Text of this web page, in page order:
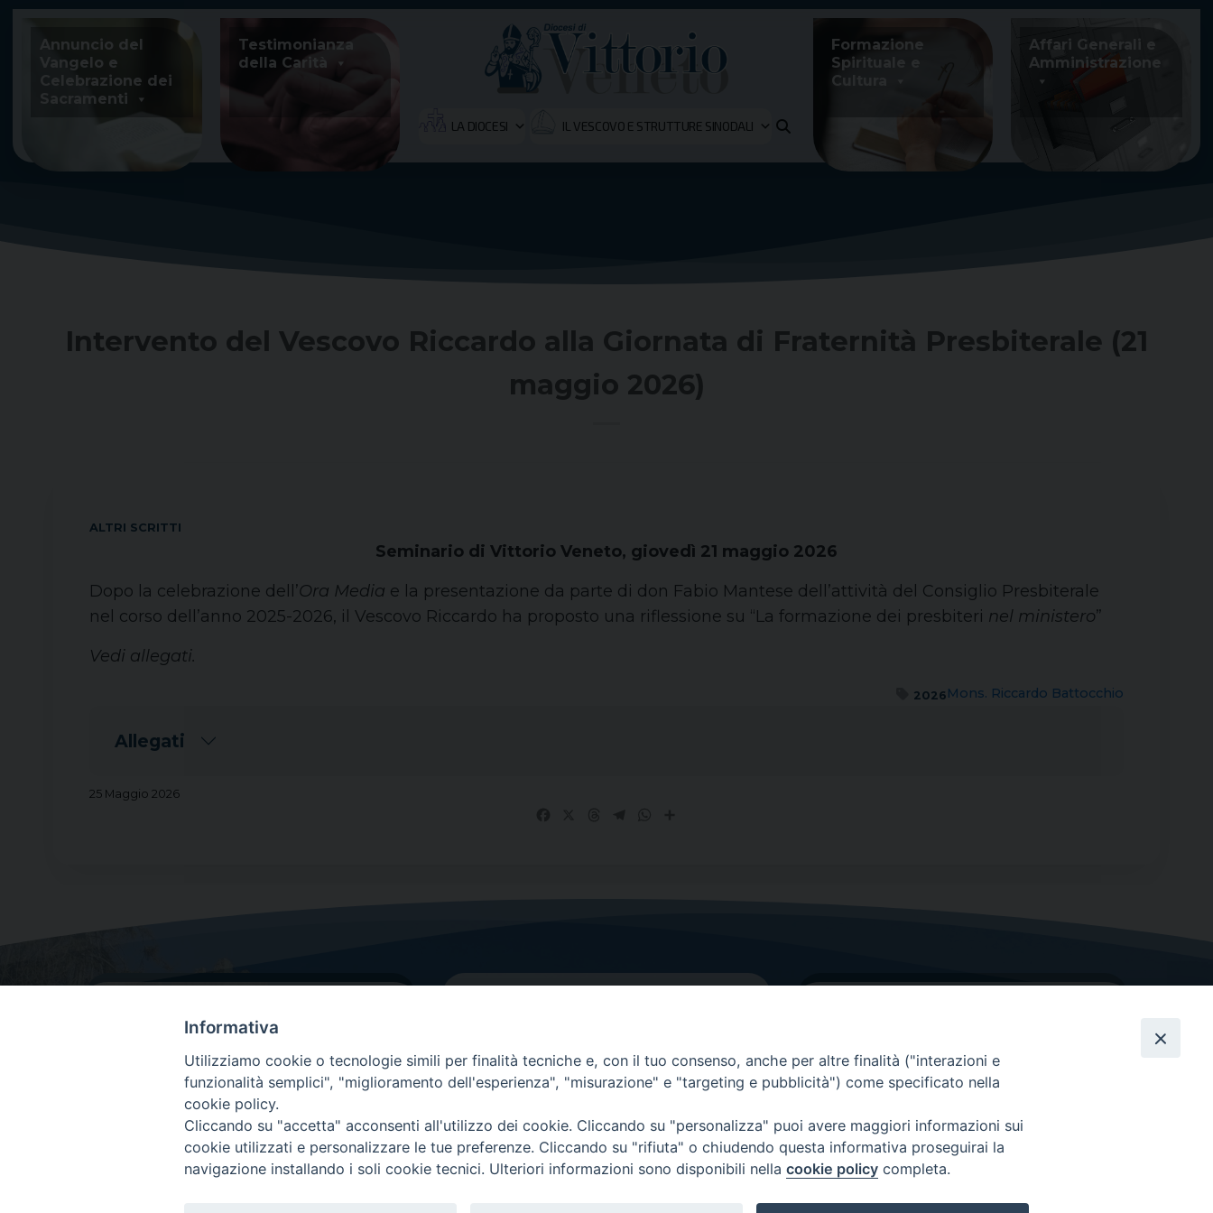
Skip
content
Annuncio del
Vangelo e
Celebrazione dei
Sacramenti
Testimonianza
della Carità
LA DIOCESI IL VESCOVO E STRUTTURE SINODALI
Formazione
Spirituale e
Cultura
Affari Generali e
Amministrazione
Intervento del Vescovo Riccardo alla Giornata di Fraternità Presbiterale (21
maggio 2026)
ALTRI SCRITTI
Seminario di Vittorio Veneto, giovedì 21 maggio 2026
Dopo la celebrazione dell’Ora Media e la presentazione da parte di don Fabio Mantese dell’attività del Consiglio Presbiterale
nel corso dell’anno 2025-2026, il Vescovo Riccardo ha proposto una riflessione su “La formazione dei presbiteri nel ministero”
Vedi allegati.
Mons. Riccardo Battocchio
2026
Allegati
25 Maggio 2026
Dove siamo
Via Lorenzo Da Ponte, 116
31029 Vittorio Veneto (Treviso)
Contatti principali
Tel.0438 9481| fax0438 948214
EMAIL GENERALE
GRAZIE PER IL TUO AIUTO
Insieme per la Diocesi
Informativa
Utilizziamo cookie o tecnologie simili per finalità tecniche e, con il tuo consenso, anche per altre finalità ("interazioni e
funzionalità semplici", "miglioramento dell'esperienza", "misurazione" e "targeting e pubblicità") come specificato nella
cookie policy.
Cliccando su "accetta" acconsenti all'utilizzo dei cookie. Cliccando su "personalizza" puoi avere maggiori informazioni sui
cookie utilizzati e personalizzare le tue preferenze. Cliccando su "rifiuta" o chiudendo questa informativa proseguirai la
navigazione installando i soli cookie tecnici. Ulteriori informazioni sono disponibili nella cookie policy completa.